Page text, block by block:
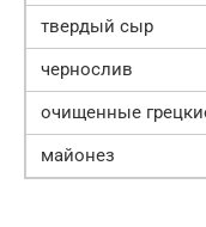
твердый сыр
чернослив
очищенные
майонез